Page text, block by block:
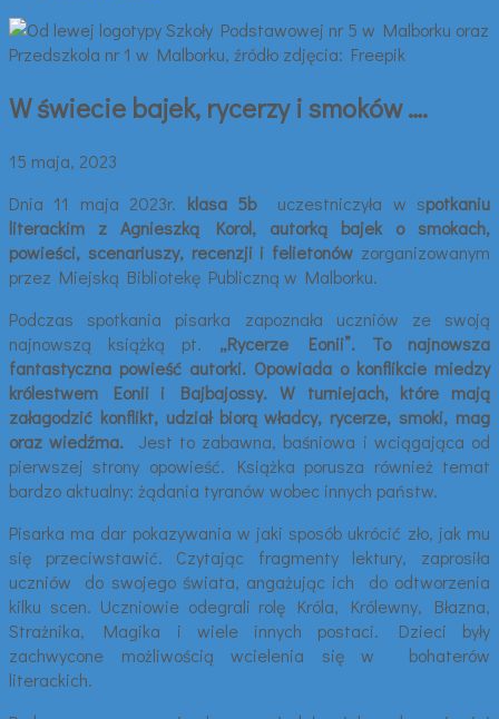
W świecie bajek, rycerzy i smoków ….
15 maja, 2023
Dnia 11 maja 2023r. klasa 5buczestniczyła w spotkaniu
literackim
z Agnieszką Korol, autorką bajek o smokach,
powieści, scenariuszy, recenzji i felietonów zorganizowanym
przez Miejską Bibliotekę Publiczną w Malborku.
Podczas spotkania pisarka zapoznała uczniów ze swoją
najnowszą książką pt. „Rycerze Eonii”. To najnowsza
fantastyczna powieść autorki. Opowiada o konflikcie miedzy
królestwem Eonii i Bajbajossy. W turniejach, które mają
załagodzić konflikt, udział biorą władcy, rycerze, smoki, mag
oraz wiedźma.
Jest to zabawna, baśniowa i wciągająca od
pierwszej strony opowieść. Książka porusza również temat
bardzo aktualny: żądania tyranów wobec innych państw.
Pisarka ma dar pokazywania w jaki sposób ukrócić zło, jak mu
się przeciwstawić. Czytając fragmenty lektury, zaprosiła
uczniów do swojego świata, angażując ich do odtworzenia
kilku scen. Uczniowie odegrali rolę Króla, Królewny, Błazna,
Strażnika, Magika i wiele innych postaci. Dzieci były
zachwycone możliwością wcielenia się w bohaterów
literackich.